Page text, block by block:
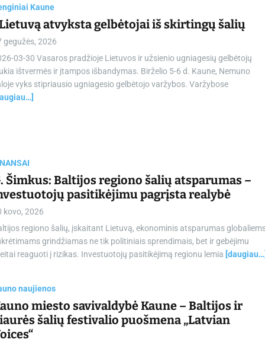
Kaune
atvyksta gelbėtojai iš skirtingų šalių
gegužės, 2026
03-30 Vasaros pradžioje Lietuvos ir užsienio ugniagesių gelbėtojų
ištvermės ir įtampos išbandymas. Birželio 5-6 d. Kaune, Nemuno
vyks stipriausio ugniagesio gelbėtojo varžybos. Varžybose
Šimkus: Baltijos regiono šalių atsparumas –
pasitikėjimu pagrįsta realybė
kovo, 2026
regiono šalių, įskaitant Lietuvą, ekonominis atsparumas
grindžiamas ne tik politiniais sprendimais, bet ir gebėjimu
reaguoti į rizikas. Investuotojų pasitikėjimą regionu lemia
naujienos
miesto savivaldybė Kaune – Baltijos ir
šalių festivalio puošmena „Latvian